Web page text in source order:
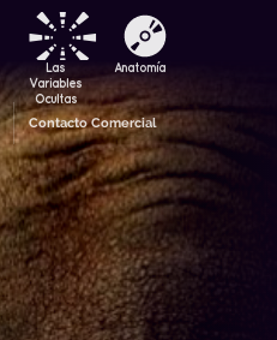
Las
Variables
Ocultas
Anatomía
Contacto Comercial